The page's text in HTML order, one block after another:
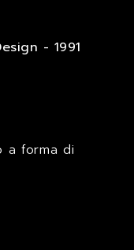
- 1991
a forma di